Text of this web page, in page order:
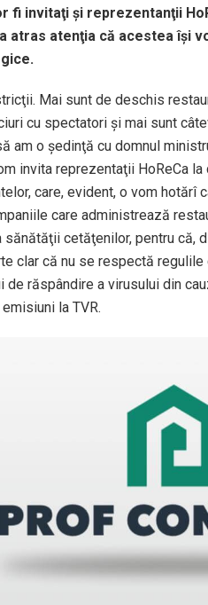
fi invitaţi şi reprezentanţii
atras atenţia că acestea îşi
Mai sunt de deschis
cu spectatori şi mai sunt
am o şedinţă cu domnul
invita reprezentaţii HoReCa
care, evident, o vom
care administrează
cetăţenilor, pentru că,
clar că nu se respectă
de răspândire a virusului din
la TVR.